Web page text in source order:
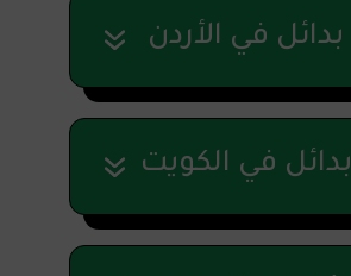
بدائل في الأردن
بدائل في الكويت